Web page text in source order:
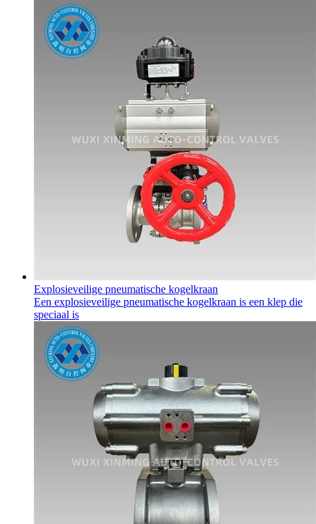
Explosieveilige pneumatische kogelkraan
Een explosieveilige pneumatische kogelkraan is een klep die
speciaal is